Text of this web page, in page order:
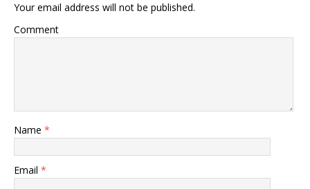
Your email address will not be published.
Comment
Name *
Email *